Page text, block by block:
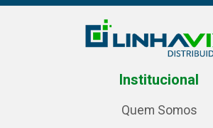
Institucional
Quem Somos